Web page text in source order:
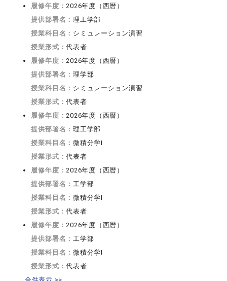
履修年度：2026年度（西暦）
提供部署名：理工学部
授業科目名： シミュレーション演習
授業形式：代表者
履修年度：2026年度（西暦）
提供部署名：理学部
授業科目名： シミュレーション演習
授業形式：代表者
履修年度：2026年度（西暦）
提供部署名：理工学部
授業科目名：微積分学I
授業形式：代表者
履修年度：2026年度（西暦）
提供部署名：工学部
授業科目名：微積分学I
授業形式：代表者
履修年度：2026年度（西暦）
提供部署名：工学部
授業科目名：微積分学I
授業形式：代表者